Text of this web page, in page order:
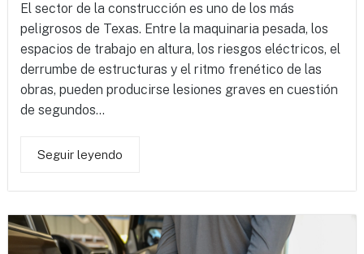
El sector de la construcción es uno de los más
peligrosos de Texas. Entre la maquinaria pesada, los
espacios de trabajo en altura, los riesgos eléctricos, el
derrumbe de estructuras y el ritmo frenético de las
obras, pueden producirse lesiones graves en cuestión
de segundos...
Seguir leyendo